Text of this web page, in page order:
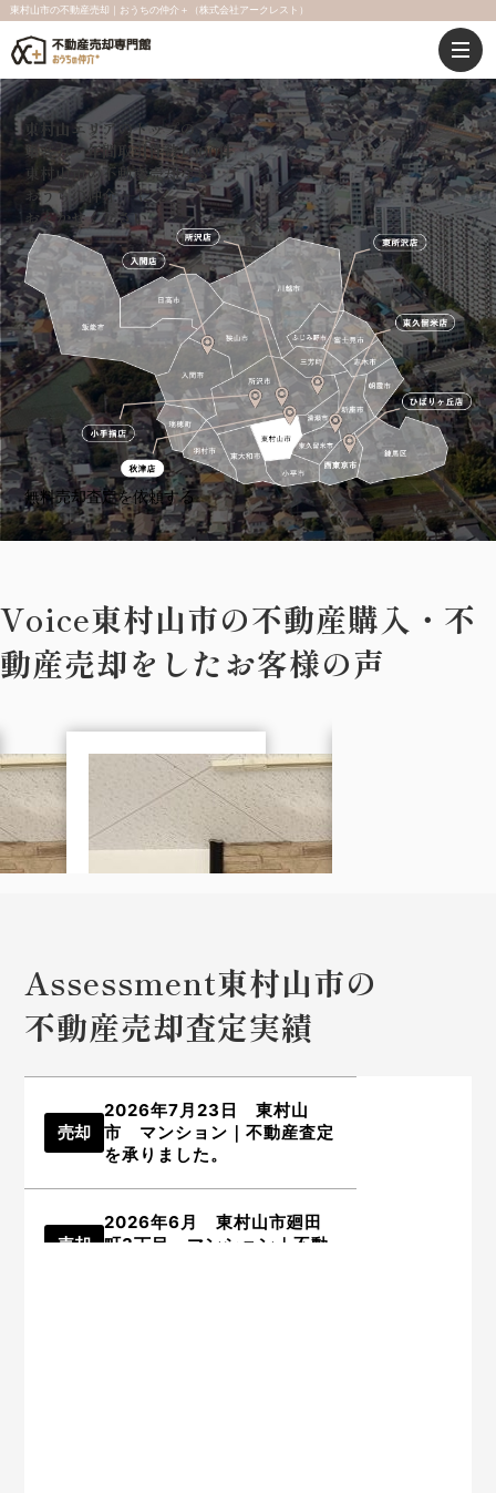
東村山市の不動産売却｜おうちの仲介＋（株式会社アークレスト）
東村山エリアのトップの
集客力・年間取引件数1000件
東村山市の不動産売却なら
おうちの仲介 ＋に
おまかせください
無料売却査定を依頼する
Voice東村山市の不動産購入・不
動産売却をしたお客様の声
Assessment東村山市の
不動産売却査定実績